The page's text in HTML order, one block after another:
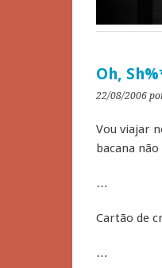
Oh,
22/08/2006
Vou viajar
bacana
…
Cartão de
…